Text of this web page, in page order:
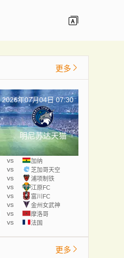
更多
2026年07月04日 07:30
明尼苏达天猫
vs 加纳
vs 芝加哥天空
vs 浦项制铁
vs 江原FC
vs 富川FC
vs 金州女武神
vs 摩洛哥
vs 法国
更多